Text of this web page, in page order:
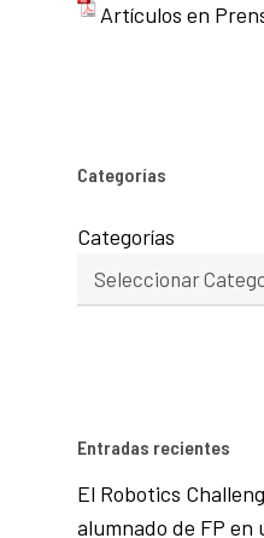
Artículos en
Categorías
Categorías
Entradas recientes
El Robotics
alumnado de FP en